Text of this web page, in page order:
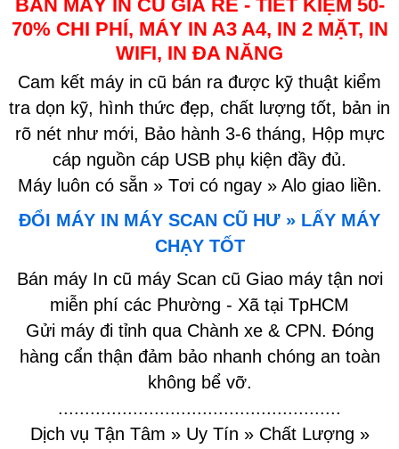
BÁN MÁY IN CŨ GIÁ RẺ - TIẾT KIỆM 50-
70% CHI PHÍ, MÁY IN A3 A4, IN 2 MẶT, IN
WIFI, IN ĐA NĂNG
Cam kết máy in cũ bán ra được kỹ thuật kiểm
tra dọn kỹ, hình thức đẹp, chất lượng tốt, bản in
rõ nét như mới, Bảo hành 3-6 tháng, Hộp mực
cáp nguồn cáp USB phụ kiện đầy đủ.
Máy luôn có sẵn » Tơi có ngay » Alo giao liền.
ĐỔI MÁY IN MÁY SCAN CŨ HƯ » LẤY MÁY
CHẠY TỐT
Bán máy In cũ máy Scan cũ Giao máy tận nơi
miễn phí các Phường - Xã tại TpHCM
Gửi máy đi tỉnh qua Chành xe & CPN. Đóng
hàng cẩn thận đảm bảo nhanh chóng an toàn
không bể vỡ.
.....................................................
Dịch vụ Tận Tâm » Uy Tín » Chất Lượng »